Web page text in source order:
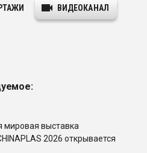
ВИДЕОКАНАЛ
мировая выставка
2026 открывается